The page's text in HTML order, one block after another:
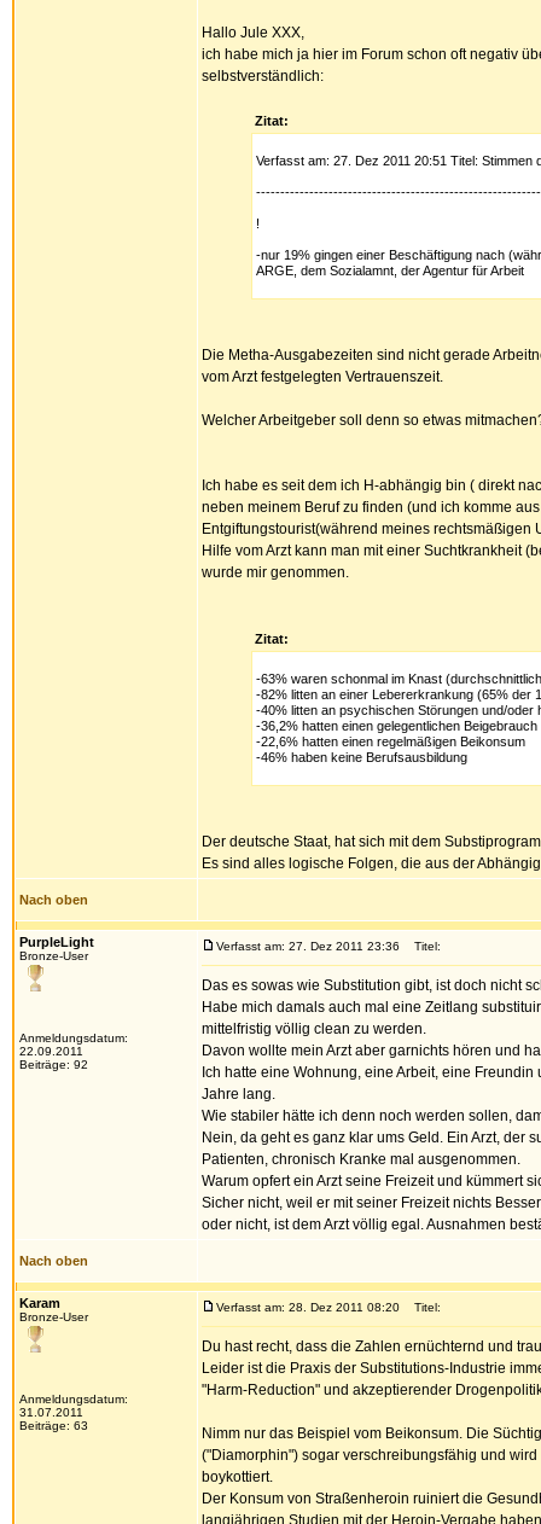
Hallo Jule XXX,
ich habe mich ja hier im Forum schon oft negativ
selbstverständlich:
Zitat:
Verfasst am: 27. Dez 2011 20:51 Titel:
!
-nur 19% gingen einer Beschäftigung nach
ARGE, dem Sozialamnt, der Agentur für Arbeit
Die Metha-Ausgabezeiten sind nicht gerade
vom Arzt festgelegten Vertrauenszeit.
Welcher Arbeitgeber soll denn so etwas
Ich habe es seit dem ich H-abhängig bin ( direkt
neben meinem Beruf zu finden (und ich komme
Entgiftungstourist(während meines
Hilfe vom Arzt kann man mit einer Suchtkrankheit
wurde mir genommen.
Zitat:
-63% waren schonmal im Knast
-82% litten an einer Lebererkrankung (65% der
-40% litten an psychischen Störungen und/
-36,2% hatten einen gelegentlichen Beigebrauch
-22,6% hatten einen regelmäßigen Beikonsum
-46% haben keine Berufsausbildung
Der deutsche Staat, hat sich mit dem
Es sind alles logische Folgen, die aus der
Nach oben
PurpleLight
Bronze-User
Anmeldungsdatum:
22.09.2011
Beiträge: 92
Verfasst am: 27. Dez 2011 23:36 Titel:
Das es sowas wie Substitution gibt, ist doch nicht
Habe mich damals auch mal eine Zeitlang
mittelfristig völlig clean zu werden.
Davon wollte mein Arzt aber garnichts hören und
Ich hatte eine Wohnung, eine Arbeit, eine
Jahre lang.
Wie stabiler hätte ich denn noch werden sollen,
Nein, da geht es ganz klar ums Geld. Ein Arzt, der
Patienten, chronisch Kranke mal ausgenommen.
Warum opfert ein Arzt seine Freizeit und kümmert
Sicher nicht, weil er mit seiner Freizeit nichts
oder nicht, ist dem Arzt völlig egal. Ausnahmen
Nach oben
Karam
Bronze-User
Anmeldungsdatum:
31.07.2011
Beiträge: 63
Verfasst am: 28. Dez 2011 08:20 Titel:
Du hast recht, dass die Zahlen ernüchternd und
Leider ist die Praxis der Substitutions-Industrie
"Harm-Reduction" und akzeptierender
Nimm nur das Beispiel vom Beikonsum. Die
("Diamorphin") sogar verschreibungsfähig und
boykottiert.
Der Konsum von Straßenheroin ruiniert die
langjährigen Studien mit der Heroin-Vergabe